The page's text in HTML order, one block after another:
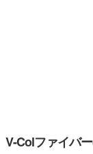
V-Colファイバ